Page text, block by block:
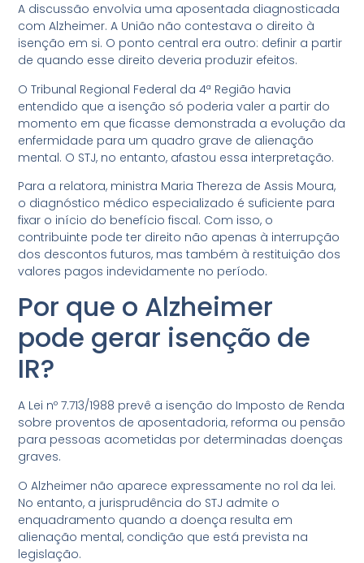
A discussão envolvia uma aposentada diagnosticada
com Alzheimer. A União não contestava o direito à
isenção em si. O ponto central era outro: definir a partir
de quando esse direito deveria produzir efeitos.
O Tribunal Regional Federal da 4ª Região havia
entendido que a isenção só poderia valer a partir do
momento em que ficasse demonstrada a evolução da
enfermidade para um quadro grave de alienação
mental. O STJ, no entanto, afastou essa interpretação.
Para a relatora, ministra Maria Thereza de Assis Moura,
o diagnóstico médico especializado é suficiente para
fixar o início do benefício fiscal. Com isso, o
contribuinte pode ter direito não apenas à interrupção
dos descontos futuros, mas também à restituição dos
valores pagos indevidamente no período.
Por que o Alzheimer
pode gerar isenção de
IR?
A Lei nº 7.713/1988 prevê a isenção do Imposto de Renda
sobre proventos de aposentadoria, reforma ou pensão
para pessoas acometidas por determinadas doenças
graves.
O Alzheimer não aparece expressamente no rol da lei.
No entanto, a jurisprudência do STJ admite o
enquadramento quando a doença resulta em
alienação mental, condição que está prevista na
legislação.